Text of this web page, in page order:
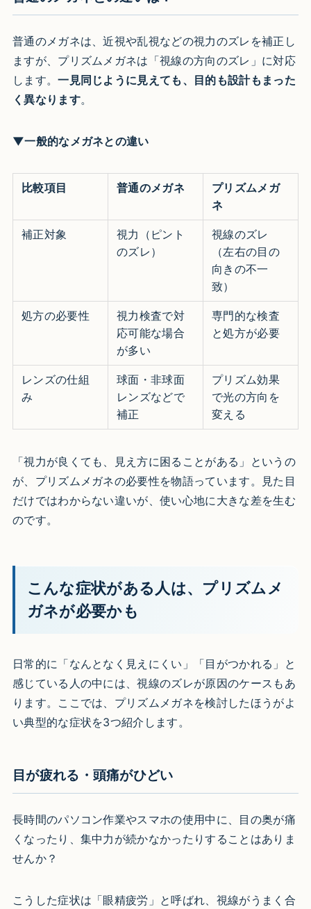
普通のメガネは、近視や乱視などの視力のズレを補正し
ますが、プリズムメガネは「視線の方向のズレ」に対応
します。一見同じように見えても、目的も設計もまった
く異なります。
▼一般的なメガネとの違い
比較項目 普通のメガネ
プリズムメガ
ネ
補正対象
視力（ピント
のズレ）
視線のズレ
（左右の目の
向きの不一
致）
処方の必要性
視力検査で対
応可能な場合
が多い
専門的な検査
と処方が必要
レンズの仕組
み
球面・非球面
レンズなどで
補正
プリズム効果
で光の方向を
変える
「視力が良くても、見え方に困ることがある」というの
が、プリズムメガネの必要性を物語っています。見た目
だけではわからない違いが、使い心地に大きな差を生む
のです。
こんな症状がある人は、プリズムメ
ガネが必要かも
日常的に「なんとなく見えにくい」「目がつかれる」と
感じている人の中には、視線のズレが原因のケースもあ
ります。ここでは、プリズムメガネを検討したほうがよ
い典型的な症状を3つ紹介します。
目が疲れる・頭痛がひどい
長時間のパソコン作業やスマホの使用中に、目の奥が痛
くなったり、集中力が続かなかったりすることはありま
せんか？
こうした症状は「眼精疲労」と呼ばれ、視線がうまく合